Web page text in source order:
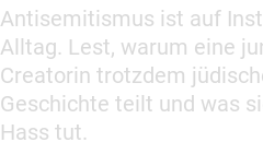
Antisemitismus ist auf
Alltag. Lest, warum eine
Creatorin trotzdem
Geschichte teilt und was
Hass tut.